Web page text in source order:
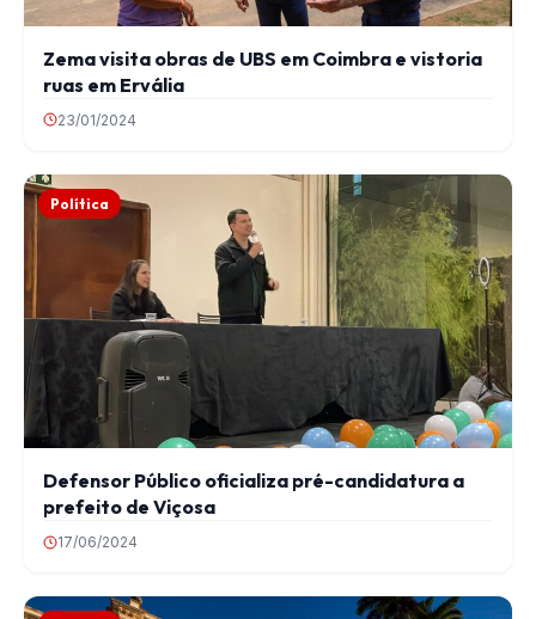
Zema visita obras de UBS em Coimbra e vistoria
ruas em Ervália
23/01/2024
Política
Defensor Público oficializa pré-candidatura a
prefeito de Viçosa
17/06/2024